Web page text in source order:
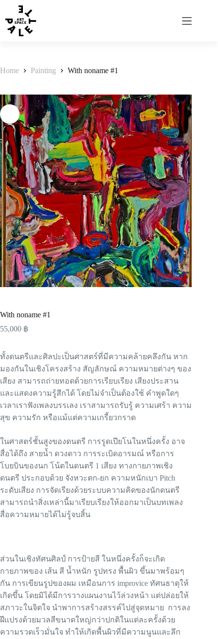
Home Painting With noname #1
With noname #1
55,000 ฿
ทั้งดนตรีและศิลปะเป็นศาสตร์ที่มีความคล้ายคลึงกัน หาก
มองกันในเชิงโครงสร้าง สัญลักษณ์ ความหมายต่างๆ ของ
เสียง สามารถถ่ายทอดด้วยการเรียบเรียง เสียงประสาน
และแสดงความรู้สึกได้ โดยไม่จำเป็นต้องใช้ คำพูดใดๆ
เวลาเราฟังเพลงบรรเลง เราสามารถรับรู้ ความเศร้า ความ
สุข ความรัก หรือแม้แต่ความเกรี้ยวกราด
ในศาสตร์ชั้นสูงของดนตรี การรูดเปียโนในหนึ่งครั้ง อาจ
สื่อได้ถึง สายน้ำ ดวงดาว การระเบิดอารมณ์ หรือการ
โบยบินของนก โน้ตในดนตรี 1 เสียง ทางกายภาพเชิง
ดนตรี ประกอบด้วย จังหวะตก-ยก ความหนักเบา Pitch
ระดับเสียง การจัดเรียงด้วยระบบความคิดของนักดนตรี
สามารถนำสิ่งเหล่านี้มาเรียบเรียงให้ออกมาเป็นบทเพลง
สื่อความหมายได้ไม่รู้จบสิ้น
ส่วนในเชิงทัศนศิลป์ การป้ายสี ในหนึ่งครั้งก็จะเกิด
กายภาพของ เส้น สี น้ำหนัก รูปทรง พื้นผิว ขึ้นมาพร้อมๆ
กัน การเขียนรูปของผม เหมือนการ improvice ทัศนธาตุให้
เกิดขึ้น โดยมิได้มีการวางแผนงานไว้ล่วงหน้า แต่ปล่อยให้
สภาวะในจิตใจ นำพาการสร้างสรรค์ไปสู่จุดหมาย การลง
ฝีแปรงด้วยมวลสีขนาดใหญ่กว่าปกติในแต่ละครั้งด้วย
ความรวดเร็วมั่นใจ ทำให้เกิดพื้นผิวที่มีความนูนและลึก